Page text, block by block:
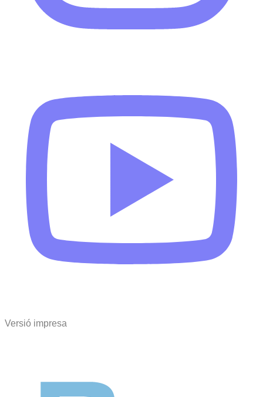
Versió impresa